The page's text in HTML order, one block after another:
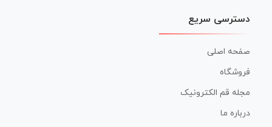
دسترسی سریع
صفحه اصلی
فروشگاه
مجله قم الکترونیک
درباره ما